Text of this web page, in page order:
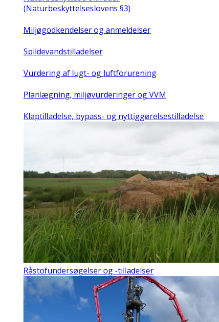
(Naturbeskyttelseslovens §3)
Miljøgodkendelser og anmeldelser
Spildevandstilladelser
Vurdering af lugt- og luftforurening
Planlægning, miljøvurderinger og VVM
Klaptilladelse, bypass- og nyttiggørelsestilladelse
Råstofundersøgelser og -tilladelser